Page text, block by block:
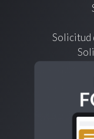
Solicitud